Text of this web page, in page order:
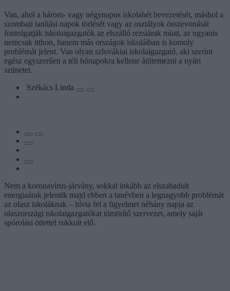
Van, ahol a három- vagy négynapos iskolahét bevezetését, máshol a
szombati tanítási napok törlését vagy az osztályok összevonását
fontolgatják iskolaigazgatók az elszálló rezsiárak miatt, az ugyanis
nemcsak itthon, hanem más országok iskoláiban is komoly
problémát jelent. Van olyan szlovákiai iskolaigazgató, aki szerint
egész egyszerűen a téli hónapokra kellene átütemezni a nyári
szünetet.
Székács Linda
Nem a koronavírus-járvány, sokkal inkább az elszabadult
energiaárak jelentik majd ebben a tanévben a legnagyobb problémát
az olasz iskoláknak – hívta fel a figyelmet néhány napja az
olaszországi iskolaigazgatókat tömörítő szervezet, amely saját
spórolási ötlettel rukkolt elő.